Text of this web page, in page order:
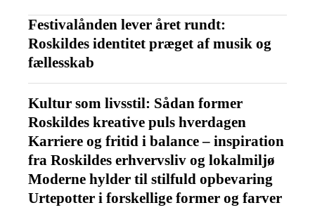
Festivalånden lever året rundt:
Roskildes identitet præget af musik og
fællesskab
Kultur som livsstil: Sådan former
Roskildes kreative puls hverdagen
Karriere og fritid i balance – inspiration
fra Roskildes erhvervsliv og lokalmiljø
Moderne hylder til stilfuld opbevaring
Urtepotter i forskellige former og farver